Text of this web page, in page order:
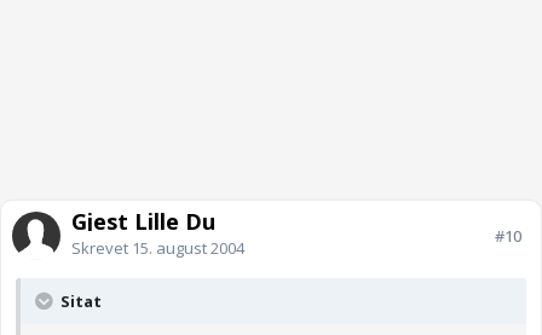
Gjest Lille Du
Skrevet 15. august 2004
#10
Sitat